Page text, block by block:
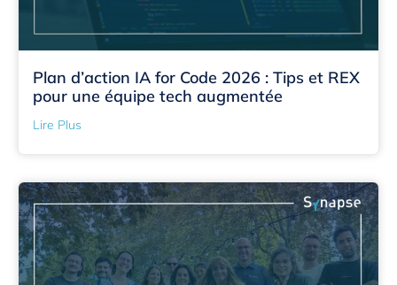
Plan d’action IA for Code 2026 : Tips et REX
pour une équipe tech augmentée
Lire Plus